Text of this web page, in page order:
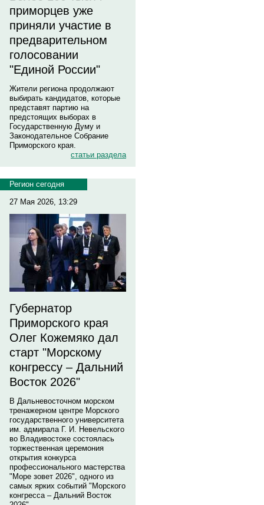
приморцев уже
приняли участие в
предварительном
голосовании
"Единой России"
Жители региона продолжают
выбирать кандидатов, которые
представят партию на
предстоящих выборах в
Государственную Думу и
Законодательное Собрание
Приморского края.
статьи раздела
Регион сегодня
27 Мая 2026, 13:29
Губернатор
Приморского края
Олег Кожемяко дал
старт "Морскому
конгрессу – Дальний
Восток 2026"
В Дальневосточном морском
тренажерном центре Морского
государственного университета
им. адмирала Г. И. Невельского
во Владивостоке состоялась
торжественная церемония
открытия конкурса
профессионального мастерства
"Море зовет 2026", одного из
самых ярких событий "Морского
конгресса – Дальний Восток